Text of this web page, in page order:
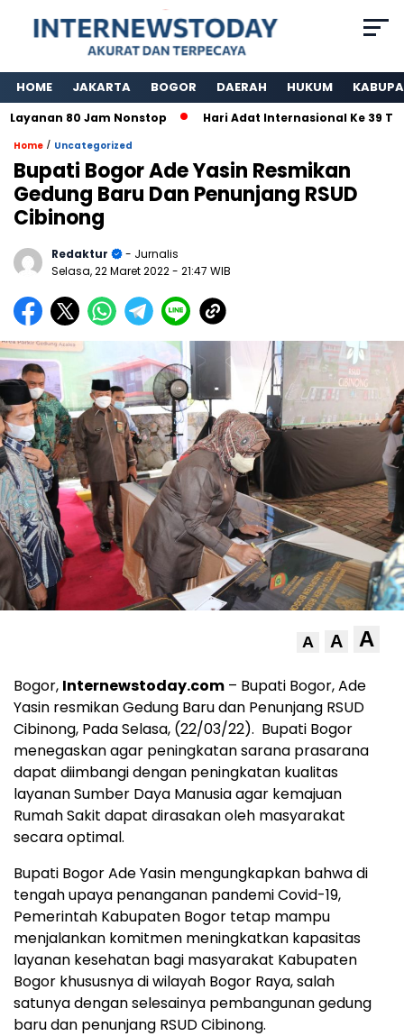
HOME JAKARTA BOGOR DAERAH HUKUM
80 Jam Nonstop Hari Adat Internasional Ke 39 Tahun,
Home / Uncategorized
Bupati Bogor Ade Yasin Resmikan
Gedung Baru Dan Penunjang RSUD
Cibinong
Redaktur
- Jurnalis
Selasa, 22 Maret 2022- 21:47 WIB
A A A
Bogor, Internewstoday.com – Bupati Bogor, Ade
Yasin resmikan Gedung Baru dan Penunjang RSUD
Cibinong, Pada Selasa, (22/03/22). Bupati Bogor
menegaskan agar peningkatan sarana prasarana
dapat diimbangi dengan peningkatan kualitas
layanan Sumber Daya Manusia agar kemajuan
Rumah Sakit dapat dirasakan oleh masyarakat
secara optimal.
Bupati Bogor Ade Yasin mengungkapkan bahwa di
tengah upaya penanganan pandemi Covid-19,
Pemerintah Kabupaten Bogor tetap mampu
menjalankan komitmen meningkatkan kapasitas
layanan kesehatan bagi masyarakat Kabupaten
Bogor khususnya di wilayah Bogor Raya, salah
satunya dengan selesainya pembangunan gedung
baru dan penunjang RSUD Cibinong.